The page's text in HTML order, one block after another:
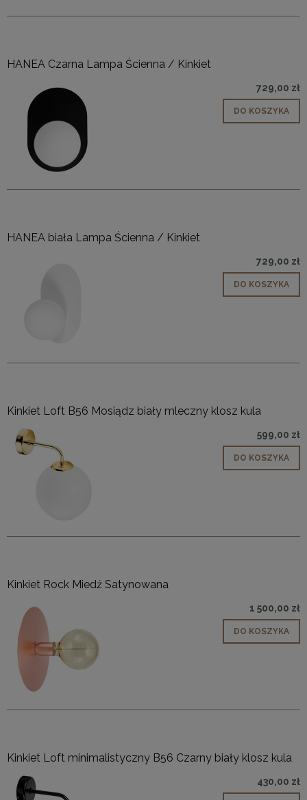
HANEA Czarna Lampa Ścienna / Kinkiet
729,00 zł
DO KOSZYKA
HANEA biała Lampa Ścienna / Kinkiet
729,00 zł
DO KOSZYKA
Kinkiet Loft B56 Mosiądz biały mleczny klosz kula
599,00 zł
DO KOSZYKA
Kinkiet Rock Miedź Satynowana
1 500,00 zł
DO KOSZYKA
Kinkiet Loft minimalistyczny B56 Czarny biały klosz kula
430,00 zł